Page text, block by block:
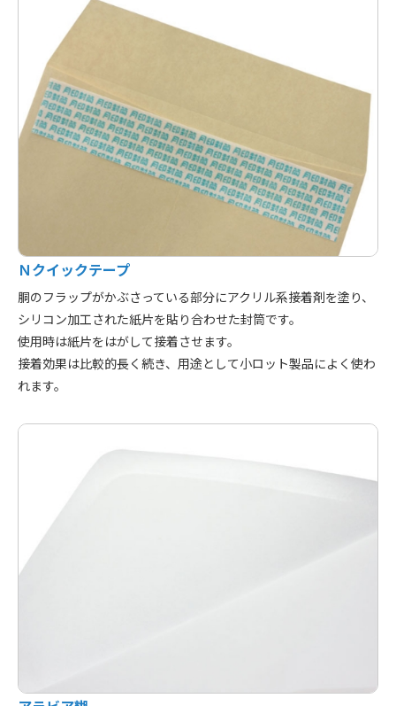
Ｎクイックテープ
胴のフラップがかぶさっている部分にアクリル系接着剤を塗り、
シリコン加工された紙片を貼り合わせた封筒です。
使用時は紙片をはがして接着させます。
接着効果は比較的長く続き、用途として小ロット製品によく使わ
れます。